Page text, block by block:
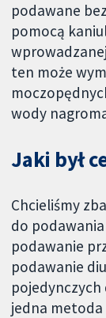
podawane
pomocą
ten może
wody
Jaki był
Chcieliśmy
do
podawanie
podawanie
pojedynczych
jedna